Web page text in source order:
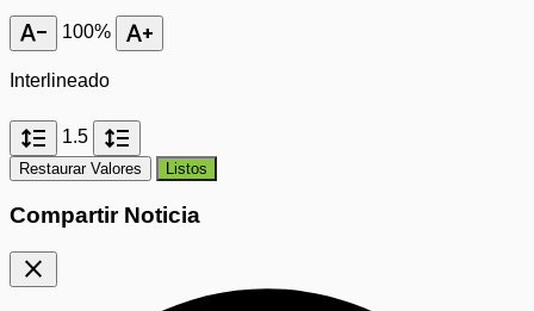
text_decrease 100% text_increase
Interlineado
format_line_spacing 1.5 format_line_spacing
Restaurar Valores Listos
Compartir Noticia
close